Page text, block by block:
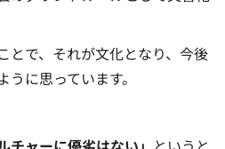
とで、それが文化となり、今後
に思っています。